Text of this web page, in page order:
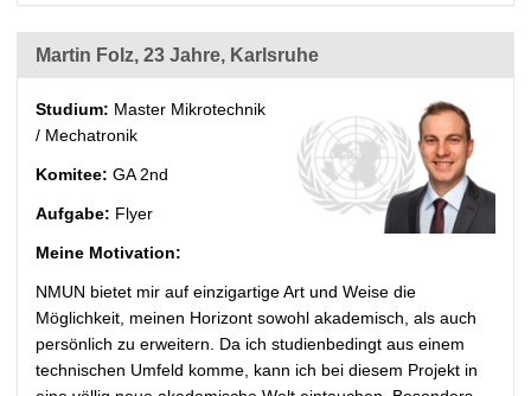
Martin Folz, 23 Jahre, Karlsruhe
Studium: Master Mikrotechnik
/ Mechatronik
Komitee: GA 2nd
Aufgabe: Flyer
Meine Motivation:
NMUN bietet mir auf einzigartige Art und Weise die
Möglichkeit, meinen Horizont sowohl akademisch, als auch
persönlich zu erweitern. Da ich studienbedingt aus einem
technischen Umfeld komme, kann ich bei diesem Projekt in